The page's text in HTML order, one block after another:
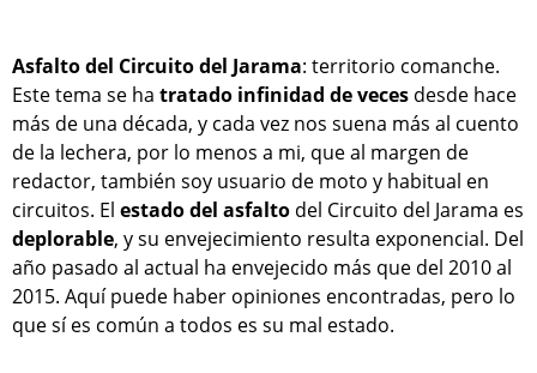
Asfalto del Circuito del Jarama: territorio comanche.
Este tema se ha tratado infinidad de veces desde hace
más de una década, y cada vez nos suena más al cuento
de la lechera, por lo menos a mi, que al margen de
redactor, también soy usuario de moto y habitual en
circuitos. El estado del asfalto del Circuito del Jarama es
deplorable, y su envejecimiento resulta exponencial. Del
año pasado al actual ha envejecido más que del 2010 al
2015. Aquí puede haber opiniones encontradas, pero lo
que sí es común a todos es su mal estado.